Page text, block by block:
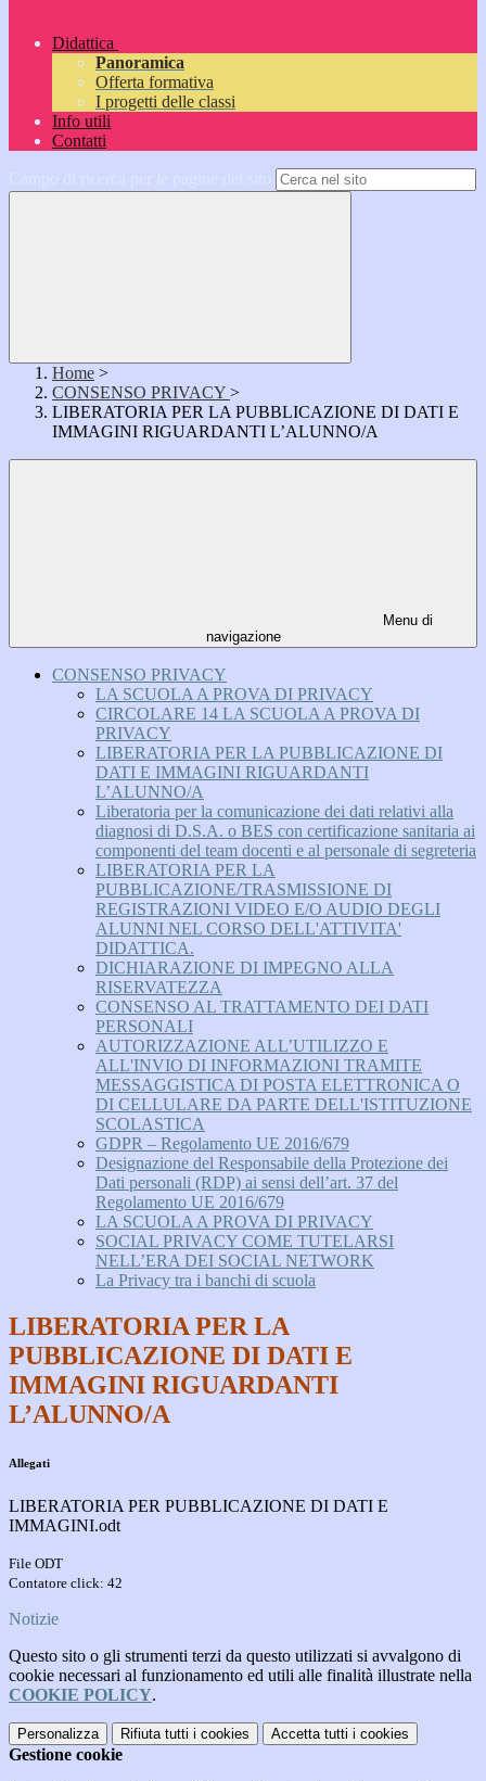
Didattica
Panoramica
Offerta formativa
I progetti delle classi
Info utili
Contatti
Home >
CONSENSO PRIVACY >
LIBERATORIA PER LA PUBBLICAZIONE DI DATI E
IMMAGINI RIGUARDANTI L’ALUNNO/A
Menu di
navigazione
CONSENSO PRIVACY
LA SCUOLA A PROVA DI PRIVACY
CIRCOLARE 14 LA SCUOLA A PROVA DI
PRIVACY
LIBERATORIA PER LA PUBBLICAZIONE DI
DATI E IMMAGINI RIGUARDANTI
L’ALUNNO/A
Liberatoria per la comunicazione dei dati relativi alla
diagnosi di D.S.A. o BES con certificazione sanitaria ai
componenti del team docenti e al personale di segreteria
LIBERATORIA PER LA
PUBBLICAZIONE/TRASMISSIONE DI
REGISTRAZIONI VIDEO E/O AUDIO DEGLI
ALUNNI NEL CORSO DELL'ATTIVITA'
DIDATTICA.
DICHIARAZIONE DI IMPEGNO ALLA
RISERVATEZZA
CONSENSO AL TRATTAMENTO DEI DATI
PERSONALI
AUTORIZZAZIONE ALL’UTILIZZO E
ALL'INVIO DI INFORMAZIONI TRAMITE
MESSAGGISTICA DI POSTA ELETTRONICA O
DI CELLULARE DA PARTE DELL'ISTITUZIONE
SCOLASTICA
GDPR – Regolamento UE 2016/679
Designazione del Responsabile della Protezione dei
Dati personali (RDP) ai sensi dell’art. 37 del
Regolamento UE 2016/679
LA SCUOLA A PROVA DI PRIVACY
SOCIAL PRIVACY COME TUTELARSI
NELL’ERA DEI SOCIAL NETWORK
La Privacy tra i banchi di scuola
LIBERATORIA PER LA
PUBBLICAZIONE DI DATI E
IMMAGINI RIGUARDANTI
L’ALUNNO/A
Allegati
LIBERATORIA PER PUBBLICAZIONE DI DATI E
IMMAGINI.odt
File ODT
Contatore click: 42
Notizie
Questo sito o gli strumenti terzi da questo utilizzati si avvalgono di
cookie necessari al funzionamento ed utili alle finalità illustrate nella
COOKIE POLICY.
Personalizza Rifiuta tutti i cookies Accetta tutti i cookies
Gestione cookie